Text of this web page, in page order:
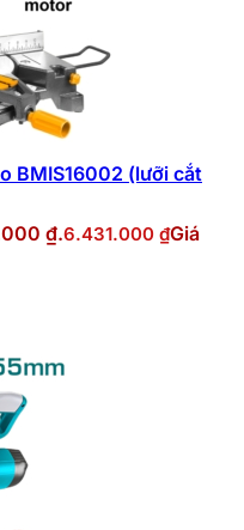
BMIS16002 (lưỡi cắt
₫.6.431.000 ₫Giá